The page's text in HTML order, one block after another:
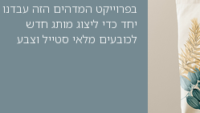
בפרוייקט המדהים הזה עבדנו
יחד כדי ליצוג מותג חדש
לכובעים מלאי סטייל וצבע